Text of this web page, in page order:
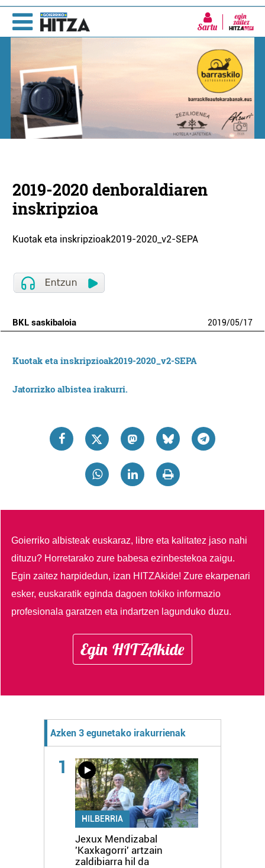
Sartu
2019-2020 denboraldiaren
inskripzioa
Kuotak eta inskripzioak2019-2020_v2-SEPA
BKL saskibaloia 2019/05/17
Kuotak eta inskripzioak2019-2020_v2-SEPA
Jatorrizko albistea irakurri.
Goierriko albisteak euskaraz, libre eta kalitatez jaso nahi
dituzu? Horretarako zure babesa ezinbestekoa zaigu.
Egin zaitez harpidedun, izan HITZAkide!Zure ekarpenari
esker, euskaratik eginda dagoen tokiko informazio
profesionala garatzen eta indartzen lagunduko duzu.
Egin HITZAkide
Azken 3 egunetako irakurrienak
1
HILBERRIA
Jexux Mendizabal
'Kaxkagorri' artzain
zaldibiarra hil da